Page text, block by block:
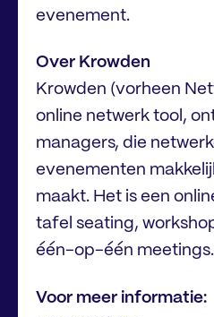
evenement.
Over Krowden
Krowden (vorheen
online netwerk tool,
managers, die
evenementen
maakt. Het is een
tafel seating,
één-op-één meetings.
Voor meer informatie: